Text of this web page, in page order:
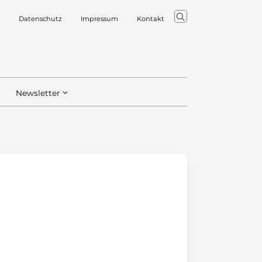
Datenschutz Impressum Kontakt
Newsletter